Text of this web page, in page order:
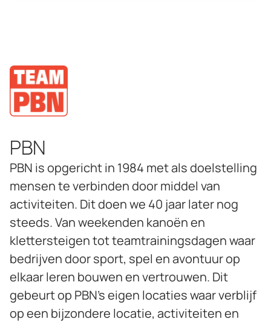
PBN
PBN is opgericht in 1984 met als doelstelling
mensen te verbinden door middel van
activiteiten. Dit doen we 40 jaar later nog
steeds. Van weekenden kanoën en
klettersteigen tot teamtrainingsdagen waar
bedrijven door sport, spel en avontuur op
elkaar leren bouwen en vertrouwen. Dit
gebeurt op PBN’s eigen locaties waar verblijf
op een bijzondere locatie, activiteiten en